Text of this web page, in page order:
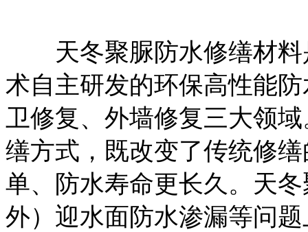
天冬聚脲防水修缮材料
术自主研发的环保高性能
卫修复、外墙修复三大领
缮方式，既改变了传统修
单、防水寿命更长久。天
外）迎水面防水渗漏等问